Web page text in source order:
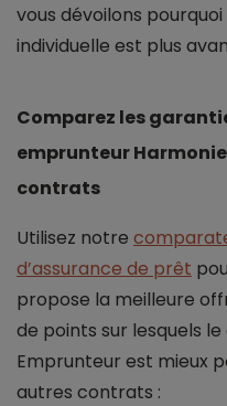
vous dévoilons
individuelle est plus
Comparez les
emprunteur
contrats
Utilisez notre
d’assurance de prêt
propose la meilleure
de points sur lesquels
Emprunteur est mieux
autres contrats :